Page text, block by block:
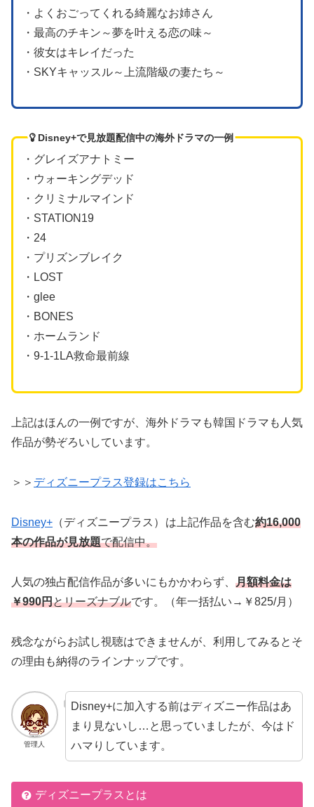
・よくおごってくれる綺麗なお姉さん
・最高のチキン～夢を叶える恋の味～
・彼女はキレイだった
・SKYキャッスル～上流階級の妻たち～
Disney+で見放題配信中の海外ドラマの一例
・グレイズアナトミー
・ウォーキングデッド
・クリミナルマインド
・STATION19
・24
・プリズンブレイク
・LOST
・glee
・BONES
・ホームランド
・9-1-1LA救命最前線
上記はほんの一例ですが、海外ドラマも韓国ドラマも人気
作品が勢ぞろいしています。
＞＞ ディズニープラス登録はこちら
Disney+ （ディズニープラス） は上記作品を含む約16,000
本の作品が見放題で配信中。
人気の独占配信作品が多いにもかかわらず、 月額料金は
￥990円とリーズナブルです。（年一括払い→￥825/月）
残念ながらお試し視聴はできませんが、利用してみるとそ
の理由も納得のラインナップです。
管理人
Disney+に加入する前はディズニー作品はあ
まり見ないし…と思っていましたが、今はド
ハマりしています。
ディズニープラスとは